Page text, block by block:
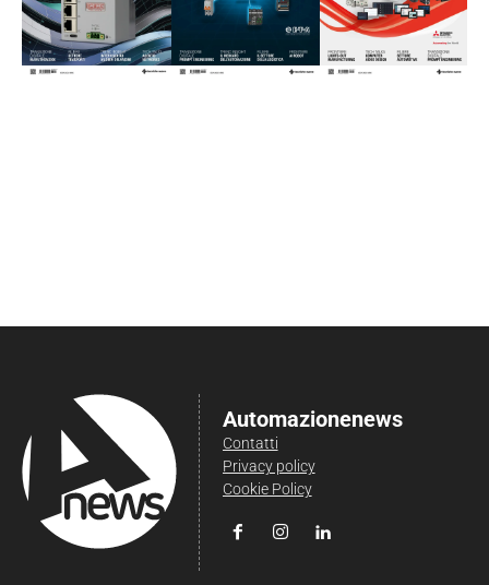
Automazionenews
Contatti
Privacy policy
Cookie Policy